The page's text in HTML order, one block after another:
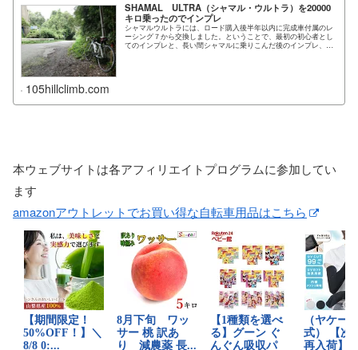
SHAMAL ULTRA（シャマル・ウルトラ）を20000
キロ乗ったのでインプレ
シャマルウルトラには、ロード購入後半年以内に完成車付属のレ
ーシング７から交換しました。ということで、最初の初心者とし
てのインプレと、長い間シャマルに乗りこんだ後のインプレ、他
105hillclimb.com
本ウェブサイトは各アフィリエイトプログラムに参加してい
ます
amazonアウトレットでお買い得な自転車用品はこちら